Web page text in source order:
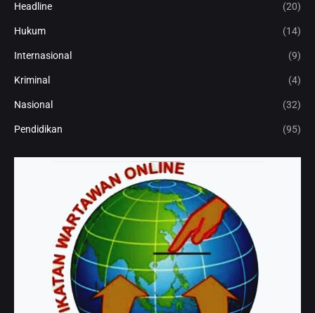
Headline (20)
Hukum (14)
Internasional (9)
Kriminal (4)
Nasional (32)
Pendidikan (95)